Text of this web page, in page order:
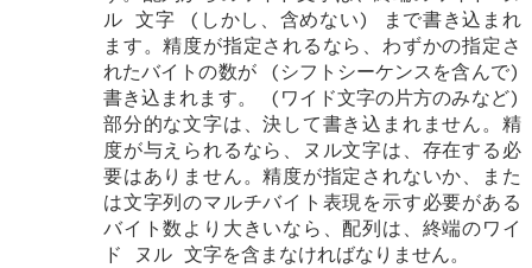
ル 文字 (しかし、含めない) まで書き込まれ
ます。精度が指定されるなら、わずかの指定さ
れたバイトの数が (シフトシーケンスを含んで)
書き込まれます。 (ワイド文字の片方のみなど)
部分的な文字は、決して書き込まれません。精
度が与えられるなら、ヌル文字は、存在する必
要はありません。精度が指定されないか、また
は文字列のマルチバイト表現を示す必要がある
バイト数より大きいなら、配列は、終端のワイ
ド
ヌル 文字を含まなければなりません。